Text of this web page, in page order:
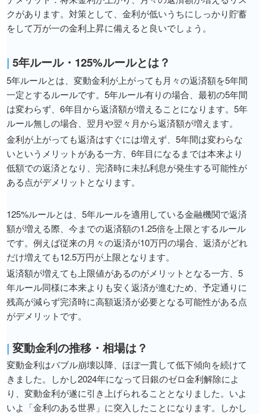
クがあります。対策として、金利が低いうちにしっかり貯蓄
をして万が一の金利上昇に備えると良いでしょう。
| 5年ルール・125%ルールとは？
5年ルールとは、変動金利が上がっても月々の返済額を5年間
一定とするルールです。5年ルール有りの場合、最初の5年間
は変わらず、6年目から返済額が増えることになります。5年
ルール無しの場合、翌月や翌々月から返済額が増えます。
金利が上がっても返済はすぐには増えず、5年間は変わらな
いというメリットがある一方、6年目になるまでは本来より
低額での返済となり、完済時に未払利息が発生する可能性が
ある点がデメリットとなります。
125%ルールとは、5年ルールを適用している金融機関で返済
額が増える際、今までの返済額の1.25倍を上限とするルール
です。例えば従来の月々の返済が10万円の場合、返済がどれ
だけ増えても12.5万円が上限となります。
返済額が増えても上限値があるのがメリットとなる一方、5
年ルール同様に本来よりも安く返済が進むため、予定通りに
残高が減らず完済時に高額返済が必要となる可能性がある点
がデメリットです。
| 変動金利の推移・相場は？
変動金利はバブル崩壊以降、ほぼ一貫して低下傾向を続けて
きました。しかし2024年になって日銀のゼロ金利解除によ
り、変動金利が遂に引き上げられることとなりました。いよ
いよ「金利のある世界」に突入したことになります。しかし